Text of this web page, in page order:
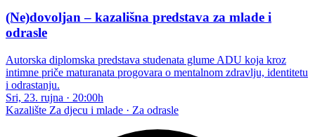
(Ne)dovoljan – kazališna predstava za mlade i
odrasle
Autorska diplomska predstava studenata glume ADU koja kroz
intimne priče maturanata progovara o mentalnom zdravlju, identitetu
i odrastanju.
Sri, 23. rujna · 20:00h
Kazalište Za djecu i mlade · Za odrasle